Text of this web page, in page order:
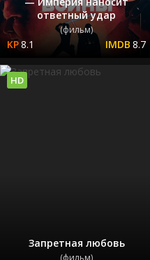
ответный удар
(фильм)
8.1 8.7
Запретная любовь
(фильм)
HD